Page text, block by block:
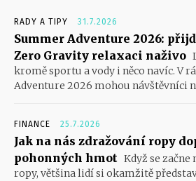
RADY A TIPY 31.7.2026
Summer Adventure 2026:
Zero Gravity relaxaci naživo
kromě sportu a vody i něco navíc. V
Adventure 2026 mohou návštěvníci
FINANCE 25.7.2026
Jak na nás zdražování ropy
pohonných hmot Když se
ropy, většina lidí si okamžitě